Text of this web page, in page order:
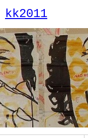
kk2011